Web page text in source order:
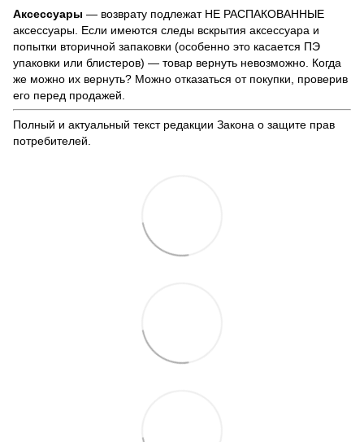
Аксессуары — возврату подлежат НЕ РАСПАКОВАННЫЕ
аксессуары. Если имеются следы вскрытия аксессуара и
попытки вторичной запаковки (особенно это касается ПЭ
упаковки или блистеров) — товар вернуть невозможно. Когда
же можно их вернуть? Можно отказаться от покупки, проверив
его перед продажей.
Полный и актуальный текст редакции Закона о защите прав
потребителей.